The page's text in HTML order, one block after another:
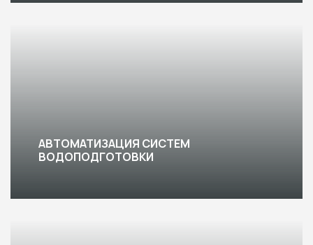
АВТОМАТИЗАЦИЯ СИСТЕМ
ВОДОПОДГОТОВКИ